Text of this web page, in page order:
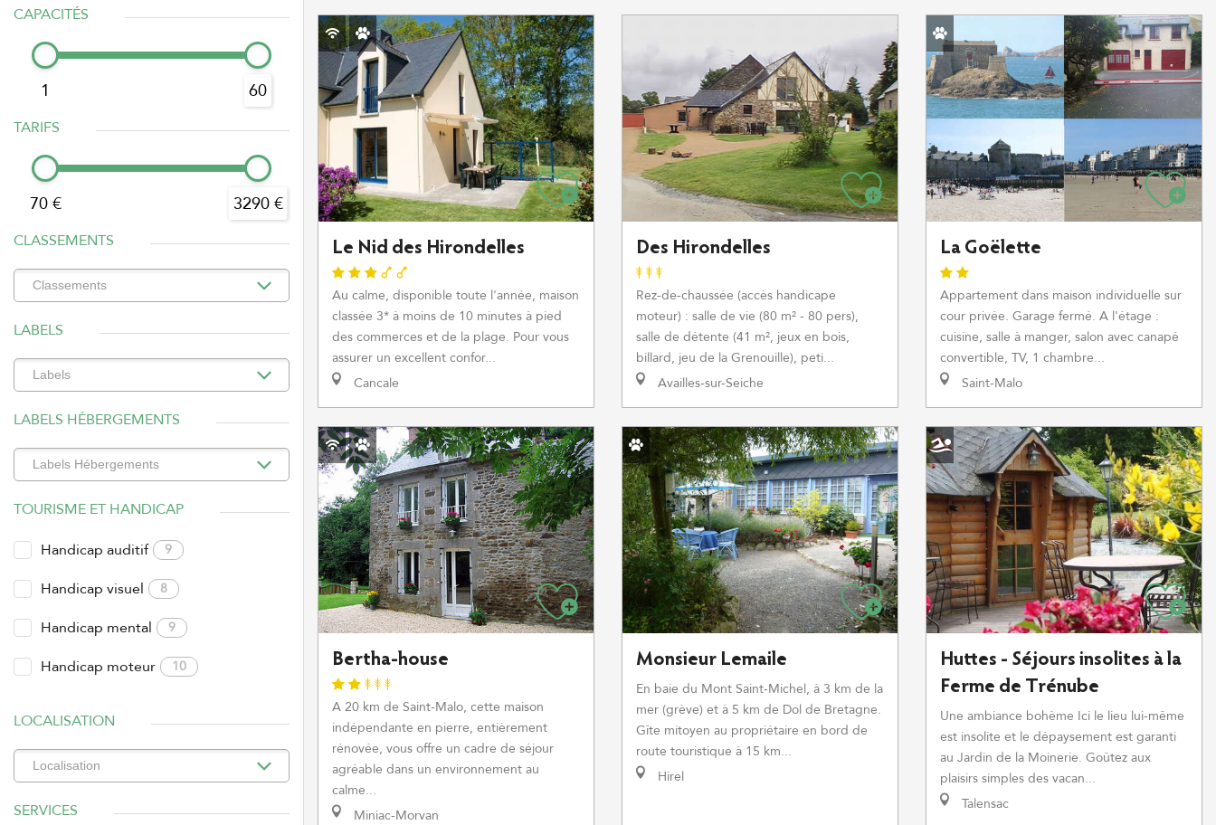
CAPACITÉS
1 60
TARIFS
70 € 3290 €
CLASSEMENTS
LABELS
LABELS HÉBERGEMENTS
TOURISME ET HANDICAP
Handicap auditif 9
Handicap visuel 8
Handicap mental 9
Handicap moteur 10
LOCALISATION
SERVICES
Le Nid des Hirondelles
Au calme, disponible toute l'année, maison
classée 3* à moins de 10 minutes à pied
des commerces et de la plage. Pour vous
assurer un excellent confor...
Cancale
Des Hirondelles
Rez-de-chaussée (accès handicape
moteur) : salle de vie (80 m² - 80 pers),
salle de détente (41 m², jeux en bois,
billard, jeu de la Grenouille), peti...
Availles-sur-Seiche
La Goëlette
Appartement dans maison individuelle sur
cour privée. Garage fermé. A l'étage :
cuisine, salle à manger, salon avec canapé
convertible, TV, 1 chambre...
Saint-Malo
Bertha-house
A 20 km de Saint-Malo, cette maison
indépendante en pierre, entièrement
rénovée, vous offre un cadre de séjour
agréable dans un environnement au
calme...
Miniac-Morvan
Monsieur Lemaile
En baie du Mont Saint-Michel, à 3 km de la
mer (grève) et à 5 km de Dol de Bretagne.
Gîte mitoyen au propriétaire en bord de
route touristique à 15 km...
Hirel
Huttes - Séjours insolites à la
Ferme de Trénube
Une ambiance bohème Ici le lieu lui-même
est insolite et le dépaysement est garanti
au Jardin de la Moinerie. Goûtez aux
plaisirs simples des vacan...
Talensac